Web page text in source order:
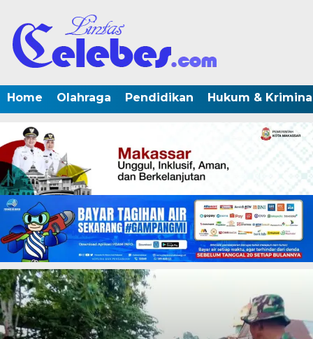
Home Olahraga Pendidikan Hukum &